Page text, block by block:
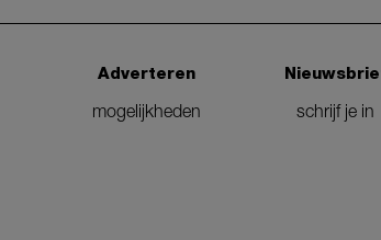
Adverteren
mogelijkheden
schrijf je in